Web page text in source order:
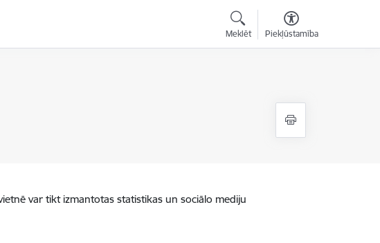
Meklēt Piekļūstamība
var tikt izmantotas statistikas un sociālo mediju